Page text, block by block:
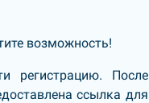
возможность!
регистрацию. После
ссылка для